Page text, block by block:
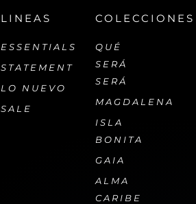
LINEAS
ESSENTIALS
STATEMENT
LO NUEVO
SALE
COLECCIONES
QUÉ
SERÁ
SERÁ
MAGDALENA
ISLA
BONITA
GAIA
ALMA
CARIBE